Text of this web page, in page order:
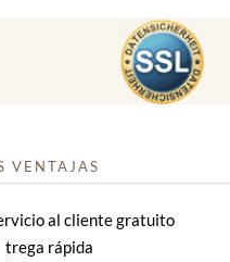
VENTAJAS
al cliente gratuito
rápida